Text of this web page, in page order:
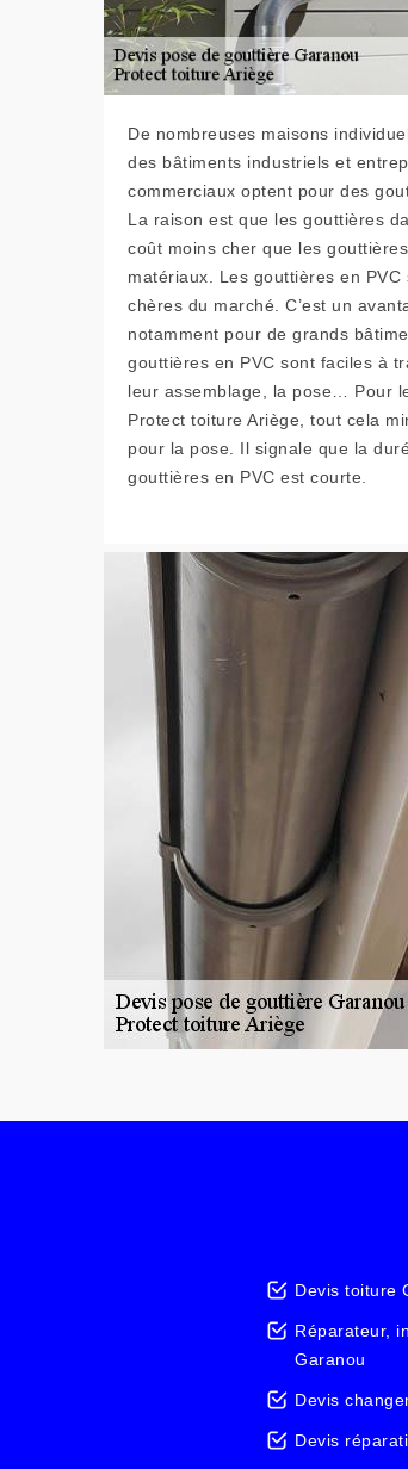
De nombreuses maisons
des bâtiments industriels et
commerciaux optent pour des
La raison est que les gouttières
coût moins cher que les
matériaux. Les gouttières en PVC
chères du marché. C’est un
notamment pour de grands
gouttières en PVC sont faciles à
leur assemblage, la pose… Pour
Protect toiture Ariège, tout cela
pour la pose. Il signale que la
gouttières en PVC est courte.
Devis toiture
Réparateur,
Garanou
Devis
Devis